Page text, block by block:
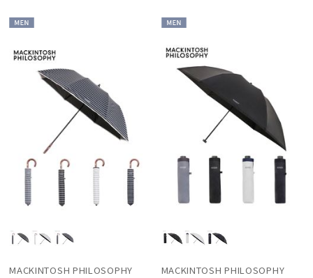
MACKINTOSH PHILOSOPHY
MACKINTOSH PHILOSOPHY